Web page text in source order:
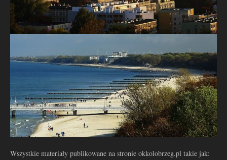
Wszystkie materiały publikowane na stronie okkolobrzeg.pl takie jak: